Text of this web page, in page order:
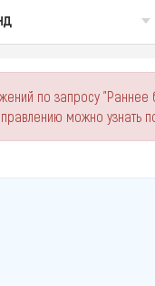
по запросу "Раннее
можно узнать